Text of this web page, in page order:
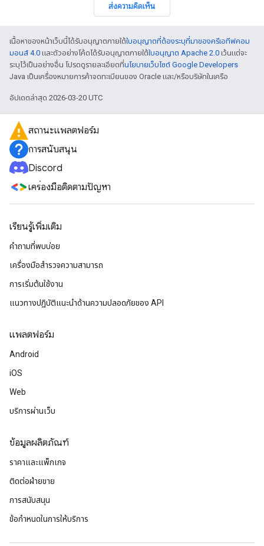
ส่งความคิดเห็น
เนื้อหาของหน้าเว็บนี้ได้รับอนุญาตภายใต้ใบอนุญาตที่ต้องระบุที่มาของครีเอทีฟคอม
มอนส์ 4.0 และตัวอย่างโค้ดได้รับอนุญาตภายใต้ใบอนุญาต Apache 2.0 เว้นแต่จะ
ระบุไว้เป็นอย่างอื่น โปรดดูรายละเอียดที่นโยบายเว็บไซต์ Google Developers
Java เป็นเครื่องหมายการค้าจดทะเบียนของ Oracle และ/หรือบริษัทในเครือ
อัปเดตล่าสุด 2026-03-20 UTC
สถานะแพลตฟอร์ม
การสนับสนุน
Discord
เครื่องมือติดตามปัญหา
เรียนรู้เพิ่มเติม
คำถามที่พบบ่อย
เครื่องมือสำรวจความสามารถ
การเริ่มต้นใช้งาน
แนวทางปฏิบัติแนะนําด้านความปลอดภัยของ API
แพลตฟอร์ม
Android
iOS
Web
บริการผ่านเว็บ
ข้อมูลผลิตภัณฑ์
ราคาและแพ็กเกจ
ติดต่อฝ่ายขาย
การสนับสนุน
ข้อกำหนดในการให้บริการ